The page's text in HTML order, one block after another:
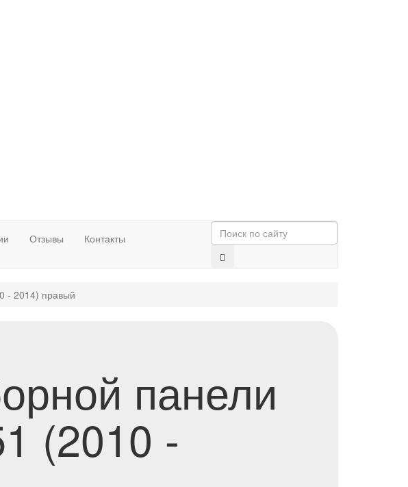
Отзывы Контакты
- 2014) правый
панели
(2010 -